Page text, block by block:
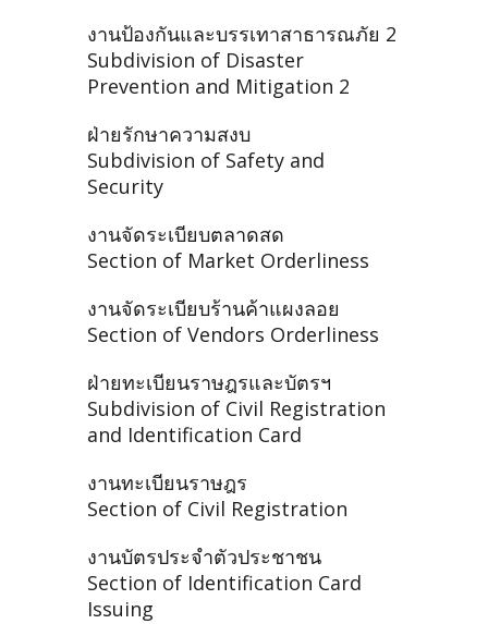
งานป้องกันและบรรเทาสาธารณภัย 2
Subdivision of Disaster
Prevention and Mitigation 2
ฝ่ายรักษาความสงบ
Subdivision of Safety and
Security
งานจัดระเบียบตลาดสด
Section of Market Orderliness
งานจัดระเบียบร้านค้าแผงลอย
Section of Vendors Orderliness
ฝ่ายทะเบียนราษฎรและบัตรฯ
Subdivision of Civil Registration
and Identification Card
งานทะเบียนราษฎร
Section of Civil Registration
งานบัตรประจำตัวประชาชน
Section of Identification Card
Issuing